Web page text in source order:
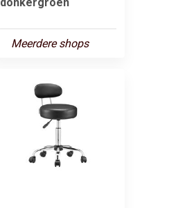
Meerdere shops